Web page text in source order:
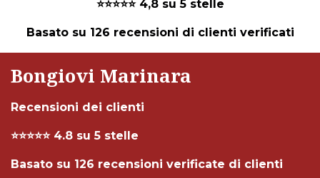
⭐⭐⭐⭐⭐ 4,8 su 5 stelle
Basato su 126 recensioni di clienti verificati
Bongiovi Marinara
Recensioni dei clienti
⭐⭐⭐⭐⭐ 4.8 su 5 stelle
Basato su 126 recensioni verificate di clienti